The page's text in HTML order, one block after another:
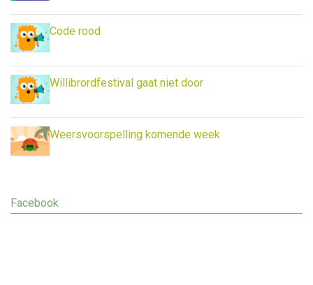
Code rood
Willibrordfestival gaat niet door
Weersvoorspelling komende week
Facebook